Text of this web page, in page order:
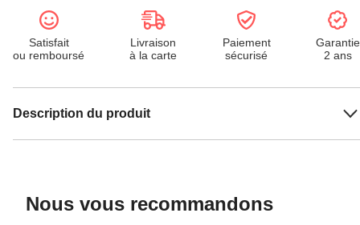
Satisfait
ou remboursé
Livraison
à la carte
Paiement
sécurisé
Garantie
2 ans
Description du produit
Nous vous recommandons